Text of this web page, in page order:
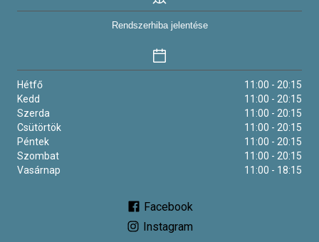
Rendszerhiba jelentése
Hétfő
11:00 - 20:15
Kedd
11:00 - 20:15
Szerda
11:00 - 20:15
Csütörtök
11:00 - 20:15
Péntek
11:00 - 20:15
Szombat
11:00 - 20:15
Vasárnap
11:00 - 18:15
Facebook
Instagram